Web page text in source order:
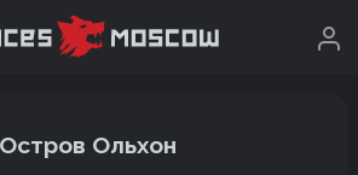
Остров Ольхон